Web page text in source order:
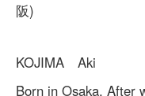
阪)
KOJIMA Aki
Born in Osaka. After